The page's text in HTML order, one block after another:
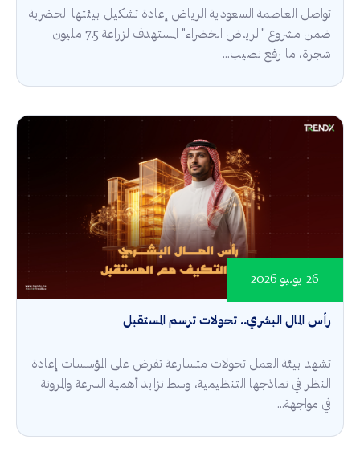
تواصل العاصمة السعودية الرياض إعادة تشكيل بيئتها الحضرية
ضمن مشروع "الرياض الخضراء" المستهدف لزراعة 7.5 مليون
شجرة، ما رفع نصيب...
رأس المال البشري.. تحولات ترسم المستقبل
26 يوليو 2026
تشهد بيئة العمل تحولات متسارعة تفرض على المؤسسات إعادة
النظر في نماذجها التنظيمية، وسط تزايد أهمية السرعة والمرونة
في مواجهة...